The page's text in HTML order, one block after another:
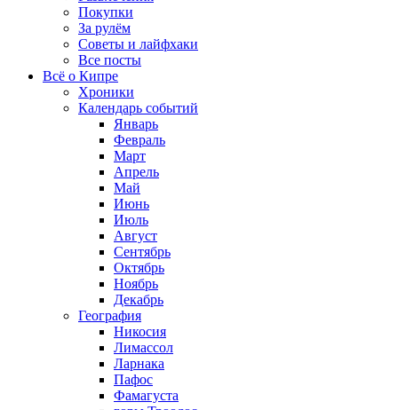
Покупки
За рулём
Советы и лайфхаки
Все посты
Всё о Кипре
Хроники
Календарь событий
Январь
Февраль
Март
Апрель
Май
Июнь
Июль
Август
Сентябрь
Октябрь
Ноябрь
Декабрь
География
Никосия
Лимассол
Ларнака
Пафос
Фамагуста